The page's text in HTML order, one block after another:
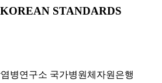
STANDARDS
병연구소 국가병원체자원은행